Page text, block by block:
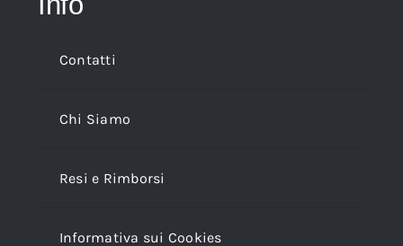
Contatti
Chi Siamo
Resi e Rimborsi
Informativa sui Cookies